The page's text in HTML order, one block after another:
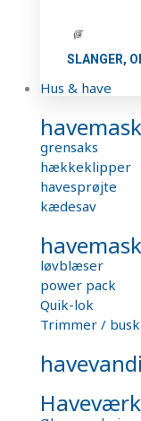
SLANGER,
Hus & have
grensaks
hækkeklipper
havesprøjte
kædesav
løvblæser
power pack
Quik-lok
Trimmer /